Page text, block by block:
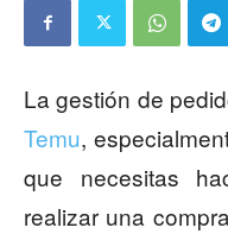
La gestión de
Temu,
que necesitas
realizar una